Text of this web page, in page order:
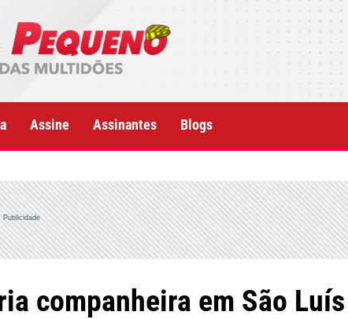
Assine Assinantes Blogs
Publicidade
companheira em São Luís